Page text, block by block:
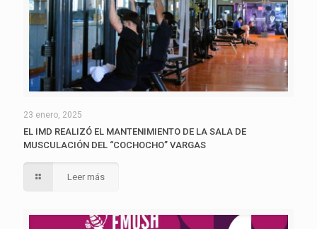
23 enero, 2025
EL IMD REALIZÓ EL MANTENIMIENTO DE LA SALA DE
MUSCULACIÓN DEL “COCHOCHO” VARGAS
Leer más